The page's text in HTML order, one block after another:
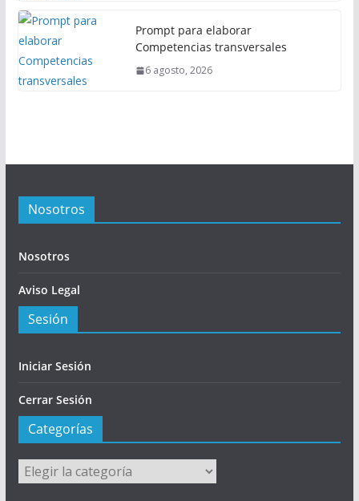
Prompt para elaborar
Competencias transversales
6 agosto, 2026
Nosotros
Nosotros
Aviso Legal
Sesión
Iniciar Sesión
Cerrar Sesión
Categorías
Categorías